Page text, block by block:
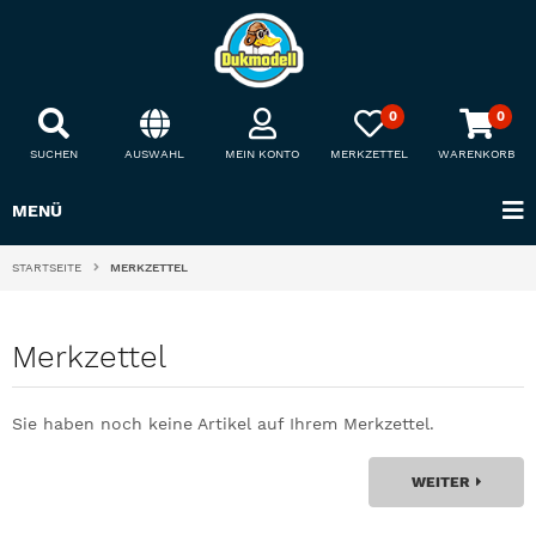
SUCHEN AUSWAHL MEIN KONTO
0
MERKZETTEL
0
WARENKORB
MENÜ
STARTSEITE MERKZETTEL
Merkzettel
Sie haben noch keine Artikel auf Ihrem Merkzettel.
WEITER